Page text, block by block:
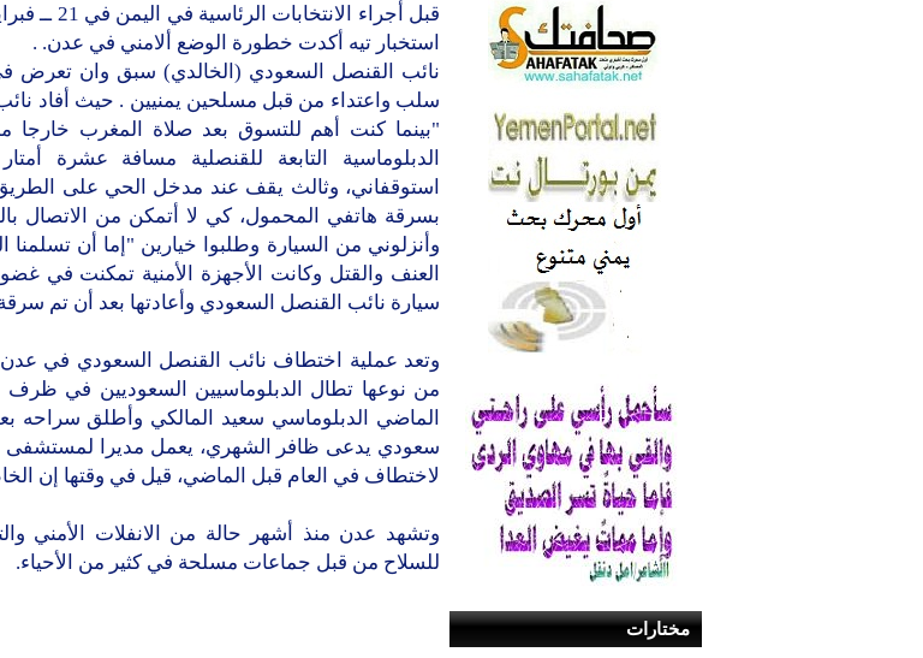
مختارات
قبل أجراء
استخبار تيه أكدت خطورة الوضع ألامني في عدن. .
سلب واعتداء من قبل مسلحين يمنيين . حيث أفاد
"بينما كنت أهم للتسوق بعد صلاة المغرب خارجا
الدبلوماسية التابعة للقنصلية مسافة عشرة
استوقفاني، وثالث يقف عند مدخل الحي على الطريق
بسرقة هاتفي المحمول، كي لا أتمكن من الاتصال
وأنزلوني من السيارة وطلبوا خيارين "إما أن تسلمنا
العنف والقتل وكانت الأجهزة الأمنية تمكنت في
سيارة نائب القنصل السعودي وأعادتها بعد أن تم سرقة
وتعد عملية اختطاف نائب القنصل السعودي في عدن
من نوعها تطال الدبلوماسيين السعوديين في ظرف
الماضي الدبلوماسي سعيد المالكي وأطلق
سعودي يدعى ظافر الشهري، يعمل مديرا لمستشفى
لاختطاف في العام قبل الماضي، قيل في وقتها إن
وتشهد عدن منذ أشهر حالة من الانفلات الأمني
للسلاح من قبل جماعات مسلحة في كثير من الأحياء.